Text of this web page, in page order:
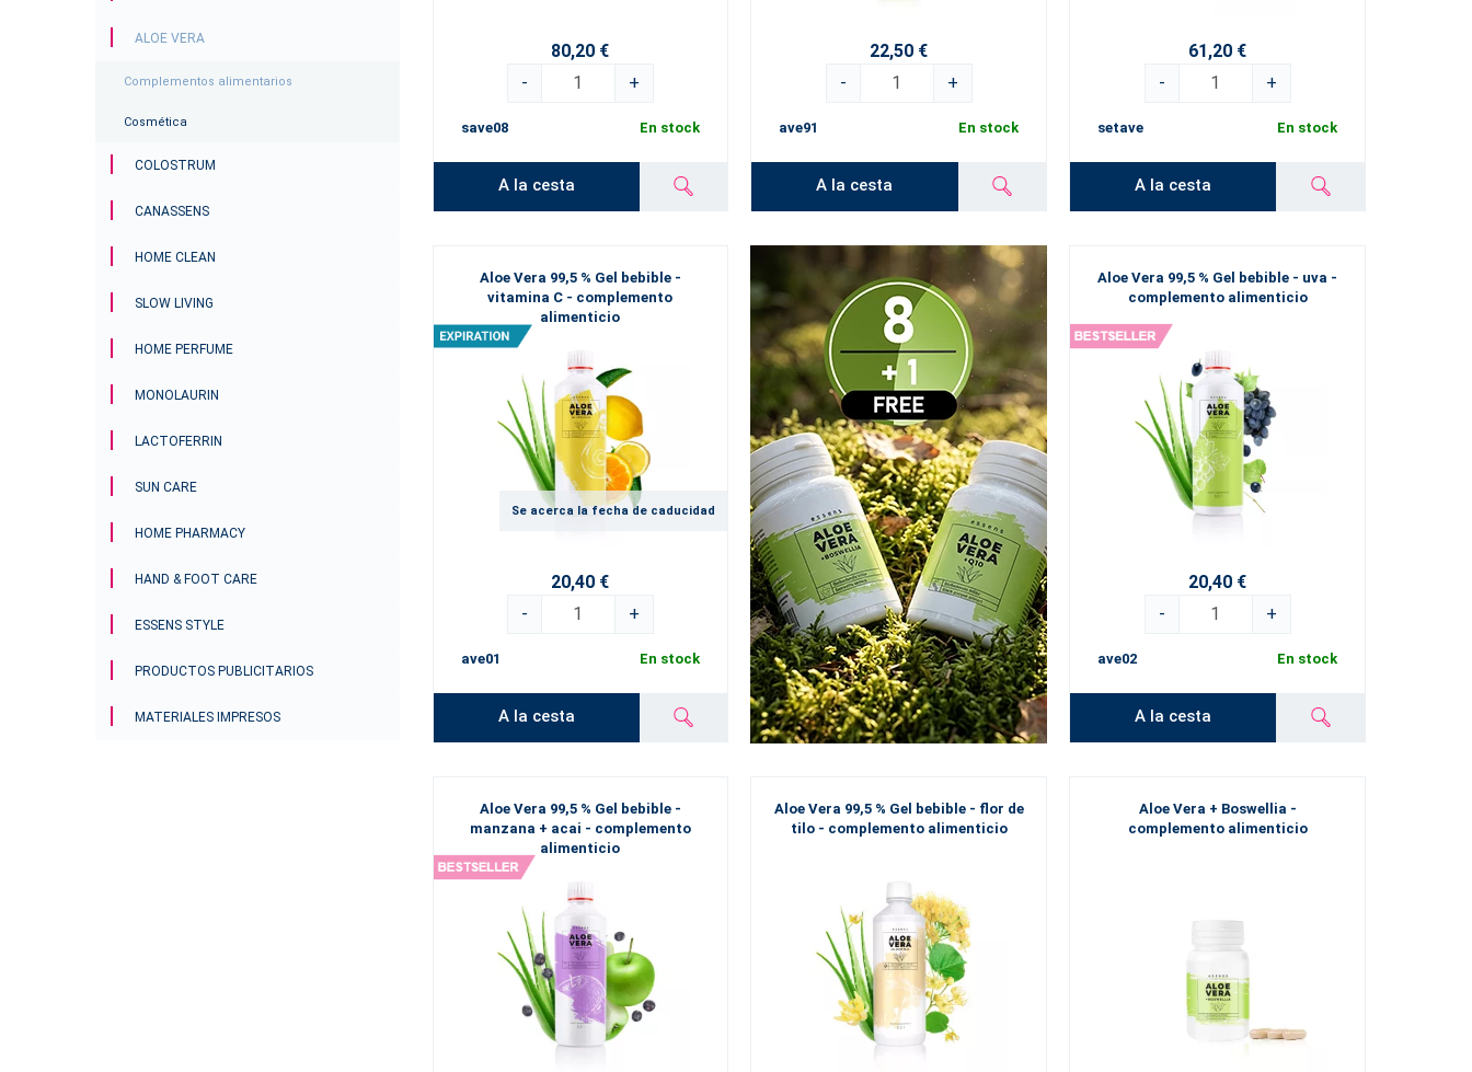
ALOE VERA
Complementos alimentarios
Cosmética
COLOSTRUM
CANASSENS
HOME CLEAN
SLOW LIVING
HOME PERFUME
MONOLAURIN
LACTOFERRIN
SUN CARE
HOME PHARMACY
HAND & FOOT CARE
ESSENS STYLE
PRODUCTOS PUBLICITARIOS
MATERIALES IMPRESOS
80,20 €
-
+
save08 En stock
A la cesta
22,50 €
-
+
ave91 En stock
A la cesta
61,20 €
-
+
setave En stock
A la cesta
Aloe Vera 99,5 % Gel bebible -
vitamina C - complemento
alimenticio
Se acerca la fecha de caducidad
20,40 €
-
+
ave01 En stock
A la cesta
Aloe Vera 99,5 % Gel bebible - uva -
complemento alimenticio
20,40 €
-
+
ave02 En stock
A la cesta
Aloe Vera 99,5 % Gel bebible -
manzana + acai - complemento
alimenticio
Aloe Vera 99,5 % Gel bebible - flor de
tilo - complemento alimenticio
Aloe Vera + Boswellia -
complemento alimenticio